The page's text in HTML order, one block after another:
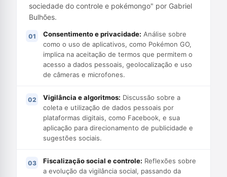
sociedade do controle e pokémongo" por Gabriel
Bulhões.
Consentimento e privacidade: Análise sobre
como o uso de aplicativos, como Pokémon GO,
implica na aceitação de termos que permitem o
acesso a dados pessoais, geolocalização e uso
de câmeras e microfones.
Vigilância e algoritmos: Discussão sobre a
coleta e utilização de dados pessoais por
plataformas digitais, como Facebook, e sua
aplicação para direcionamento de publicidade e
sugestões sociais.
Fiscalização social e controle: Reflexões sobre
a evolução da vigilância social, passando da